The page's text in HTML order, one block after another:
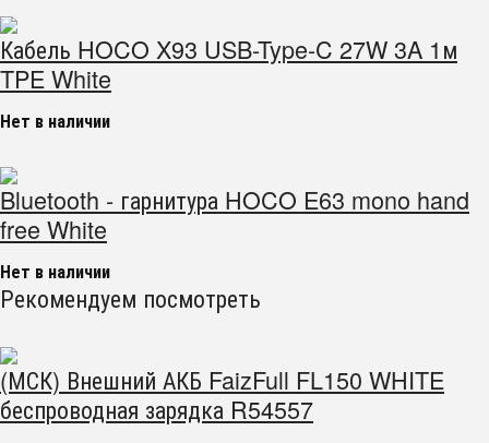
Кабель HOCO X93 USB-Type-C 27W 3A 1м
TPE White
Нет в наличии
Bluetooth - гарнитура HOCO E63 mono hand
free White
Нет в наличии
Рекомендуем посмотреть
(МСК) Внешний АКБ FaizFull FL150 WHITE
беспроводная зарядка R54557